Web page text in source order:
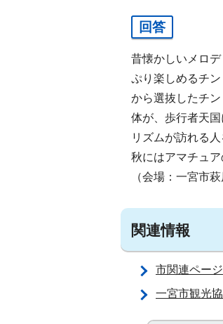
回答
昔懐かしいメロ
ぷり楽しめるチ
から選抜したチ
体が、歩行者天
リズムが訪れる
秋にはアマチュ
（会場：一宮市
関連情報
市関連ページ
一宮市観光